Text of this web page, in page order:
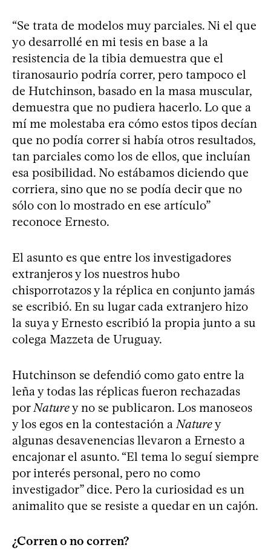
“Se trata de modelos muy parciales. Ni el que
yo desarrollé en mi tesis en base a la
resistencia de la tibia demuestra que el
tiranosaurio podría correr, pero tampoco el
de Hutchinson, basado en la masa muscular,
demuestra que no pudiera hacerlo. Lo que a
mí me molestaba era cómo estos tipos decían
que no podía correr si había otros resultados,
tan parciales como los de ellos, que incluían
esa posibilidad. No estábamos diciendo que
corriera, sino que no se podía decir que no
sólo con lo mostrado en ese artículo”
reconoce Ernesto.
El asunto es que entre los investigadores
extranjeros y los nuestros hubo
chisporrotazos y la réplica en conjunto jamás
se escribió. En su lugar cada extranjero hizo
la suya y Ernesto escribió la propia junto a su
colega Mazzeta de Uruguay.
Hutchinson se defendió como gato entre la
leña y todas las réplicas fueron rechazadas
por Naturey no se publicaron. Los manoseos
y los egos en la contestación a Naturey
algunas desavenencias llevaron a Ernesto a
encajonar el asunto. “El tema lo seguí siempre
por interés personal, pero no como
investigador” dice. Pero la curiosidad es un
animalito que se resiste a quedar en un cajón.
¿Corren o no corren?